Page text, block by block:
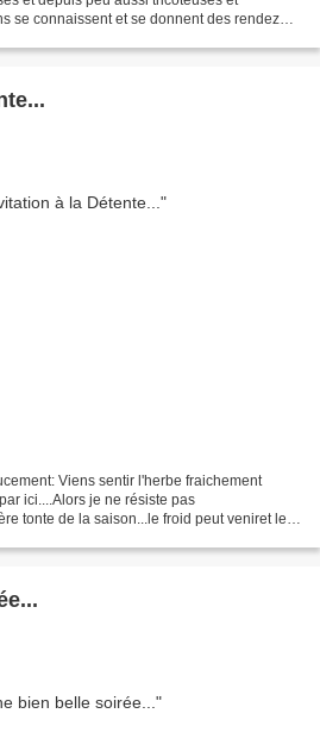
se connaissent et se donnent des rendez
Viens sentir l'herbe fraichement
ici....Alors je ne résiste pas
tonte de la saison...le froid peut veniret les